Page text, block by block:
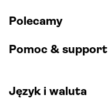
Polecamy
Pomoc & support
Język i waluta